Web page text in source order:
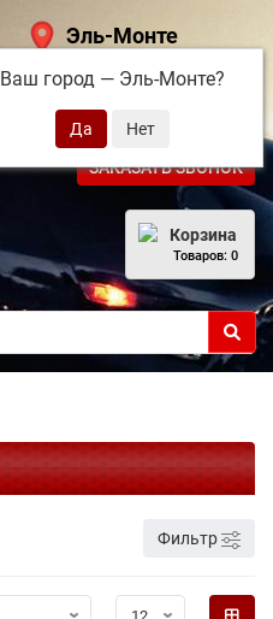
Эль-Монте
Ваш город — Эль-Монте?
+7 (495) 108-68-71
ЗАКАЗАТЬ ЗВОНОК
Корзина
Товаров: 0
Фильтр